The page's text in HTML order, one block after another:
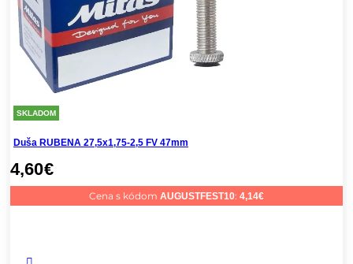
SKLADOM
Duša RUBENA 27,5x1,75-2,5 FV 47mm
4,60€
Cena s kódom AUGUSTFEST10: 4,14€